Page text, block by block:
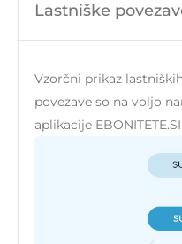
Lastniške
Vzorčni prikaz
povezave so na voljo
aplikacije EBONITETE.SI.